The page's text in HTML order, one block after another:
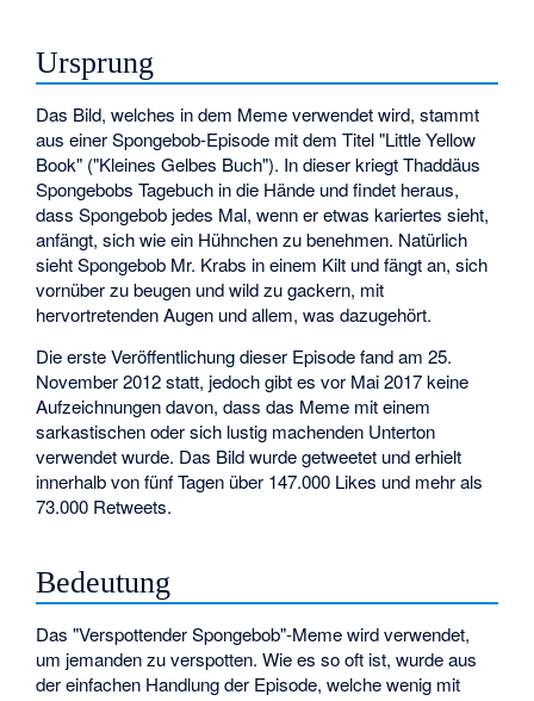
Ursprung
Das Bild, welches in dem Meme verwendet wird, stammt
aus einer Spongebob-Episode mit dem Titel "Little Yellow
Book" ("Kleines Gelbes Buch"). In dieser kriegt Thaddäus
Spongebobs Tagebuch in die Hände und findet heraus,
dass Spongebob jedes Mal, wenn er etwas kariertes sieht,
anfängt, sich wie ein Hühnchen zu benehmen. Natürlich
sieht Spongebob Mr. Krabs in einem Kilt und fängt an, sich
vornüber zu beugen und wild zu gackern, mit
hervortretenden Augen und allem, was dazugehört.
Die erste Veröffentlichung dieser Episode fand am 25.
November 2012 statt, jedoch gibt es vor Mai 2017 keine
Aufzeichnungen davon, dass das Meme mit einem
sarkastischen oder sich lustig machenden Unterton
verwendet wurde. Das Bild wurde getweetet und erhielt
innerhalb von fünf Tagen über 147.000 Likes und mehr als
73.000 Retweets.
Bedeutung
Das "Verspottender Spongebob"-Meme wird verwendet,
um jemanden zu verspotten. Wie es so oft ist, wurde aus
der einfachen Handlung der Episode, welche wenig mit